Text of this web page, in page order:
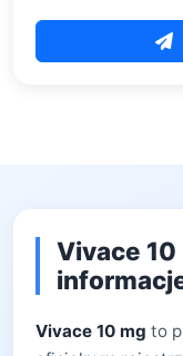
Vivace 10
Vivace 10 mg to